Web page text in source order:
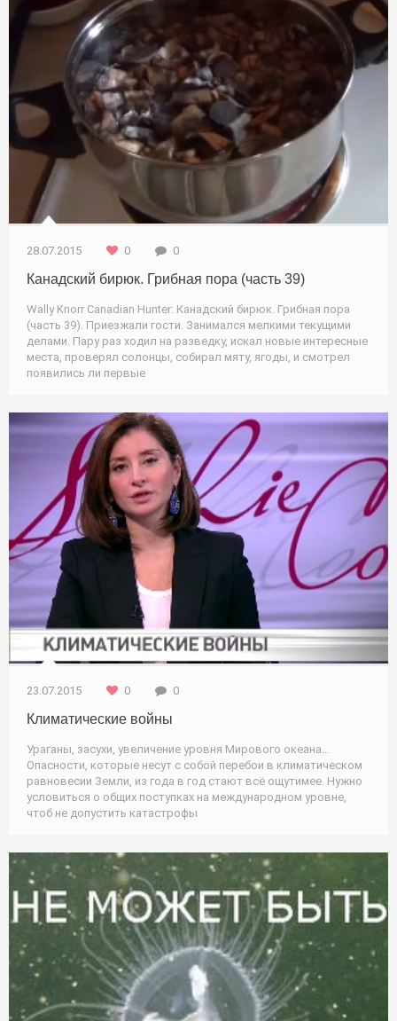
28.07.2015 0 0
Канадский бирюк. Грибная пора (часть 39)
Wally Knorr Canadian Hunter: Канадский бирюк. Грибная пора
(часть 39). Приезжали гости. Занимался мелкими текущими
делами. Пару раз ходил на разведку, искал новые интересные
места, проверял солонцы, собирал мяту, ягоды, и смотрел
появились ли первые
23.07.2015 0 0
Климатические войны
Ураганы, засухи, увеличение уровня Мирового океана…
Опасности, которые несут с собой перебои в климатическом
равновесии Земли, из года в год стают всё ощутимее. Нужно
условиться о общих поступках на международном уровне,
чтоб не допустить катастрофы